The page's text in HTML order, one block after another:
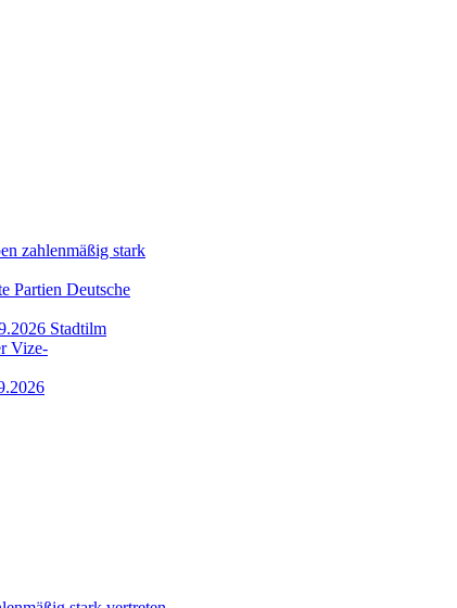
zahlenmäßig stark
Partien Deutsche
Stadtilm
Vize-